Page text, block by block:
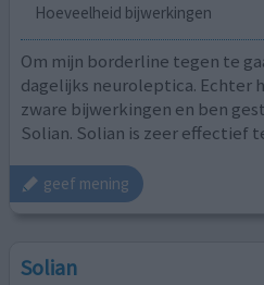
Hoeveelheid bijwerkingen
Om mijn borderline tegen te
dagelijks neuroleptica. Echter
zware bijwerkingen en ben
Solian. Solian is zeer effectief
geef mening
Solian